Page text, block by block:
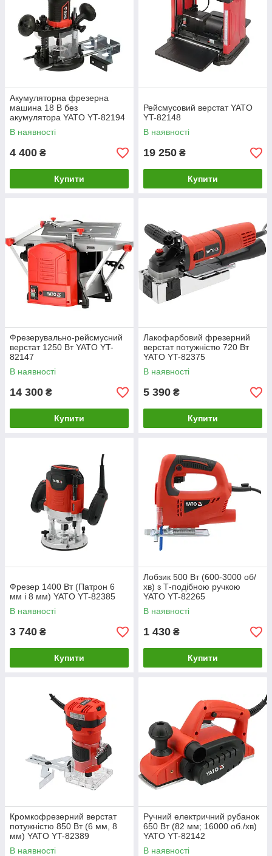
Акумуляторна фрезерна
машина 18 В без
акумулятора YATO YT-82194
В наявності
4 400 ₴
Купити
Рейсмусовий верстат YATO
YT-82148
В наявності
19 250 ₴
Купити
Фрезерувально-рейсмусний
верстат 1250 Вт YATO YT-
82147
В наявності
14 300 ₴
Купити
Лакофарбовий фрезерний
верстат потужністю 720 Вт
YATO YT-82375
В наявності
5 390 ₴
Купити
Фрезер 1400 Вт (Патрон 6
мм і 8 мм) YATO YT-82385
В наявності
3 740 ₴
Купити
Лобзик 500 Вт (600-3000 об/
хв) з Т-подібною ручкою
YATO YT-82265
В наявності
1 430 ₴
Купити
Кромкофрезерний верстат
потужністю 850 Вт (6 мм, 8
мм) YATO YT-82389
В наявності
Ручний електричний рубанок
650 Вт (82 мм; 16000 об./хв)
YATO YT-82142
В наявності